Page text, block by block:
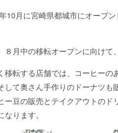
10月に宮崎県都城市にオープ
８月中の移転オープンに向けて
移転する店舗では、コーヒー
して奥さん手作りのドーナツも
ー豆の販売とテイクアウトの
なります。